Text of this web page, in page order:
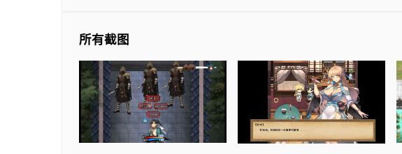
所有截图